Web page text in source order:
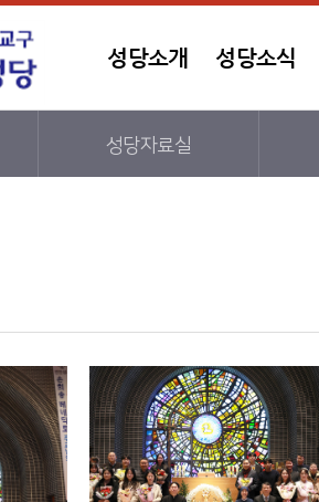
성당소개 성당소식
성당자료실